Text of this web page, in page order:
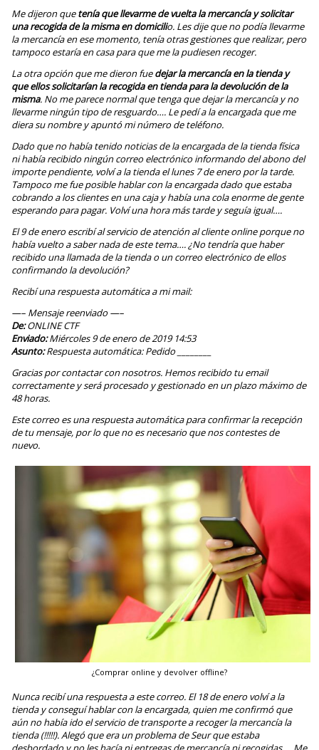
Me dijeron quetenía que llevarme de vuelta la mercancía y solicitar
una recogida de la misma en domicilio. Les dije que no podía llevarme
la mercancía en ese momento, tenía otras gestiones que realizar, pero
tampoco estaría en casa para que me la pudiesen recoger.
La otra opción que me dieron fuedejar la mercancía en la tienda y
que ellos solicitarían la recogida en tienda para la devolución de la
misma. No me parece normal que tenga que dejar la mercancía y no
llevarme ningún tipo de resguardo…. Le pedí a la encargada que me
diera su nombre y apuntó mi número de teléfono.
Dado que no había tenido noticias de la encargada de la tienda física
ni había recibido ningún correo electrónico informando del abono del
importe pendiente, volví a la tienda el lunes 7 de enero por la tarde.
Tampoco me fue posible hablar con la encargada dado que estaba
cobrando a los clientes en una caja y había una cola enorme de gente
esperando para pagar. Volví una hora más tarde y seguía igual….
El 9 de enero escribí al servicio de atención al cliente online porque no
había vuelto a saber nada de este tema…. ¿No tendría que haber
recibido una llamada de la tienda o un correo electrónico de ellos
confirmando la devolución?
Recibí una respuesta automática a mi mail:
—– Mensaje reenviado —–
De:ONLINE CTF
Enviado:Miércoles 9 de enero de 2019 14:53
Asunto:Respuesta automática: Pedido ________
Gracias por contactar con nosotros. Hemos recibido tu email
correctamente y será procesado y gestionado en un plazo máximo de
48 horas.
Este correo es una respuesta automática para confirmar la recepción
de tu mensaje, por lo que no es necesario que nos contestes de
nuevo.
¿Comprar online y devolver offline?
Nunca recibí una respuesta a este correo. El 18 de enero volví a la
tienda y conseguí hablar con la encargada, quien me confirmó que
aún no había ido el servicio de transporte a recoger la mercancía la
tienda (!!!!!). Alegó que era un problema de Seur que estaba